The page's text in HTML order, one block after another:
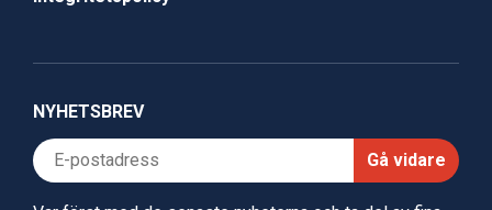
NYHETSBREV
Gå vidare